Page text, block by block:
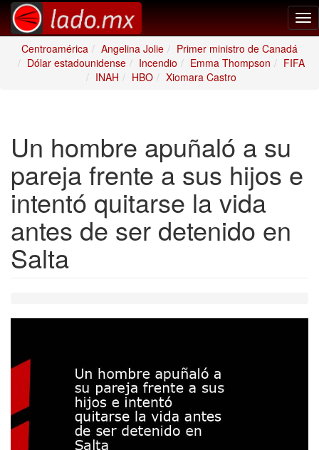
Centroamérica
Angelina Jolie
Primer ministro de Canadá
Dólar estadounidense
Incendio Emma Thompson
FIFA
INAH
HBO Xiomara Castro
Un hombre apuñaló a su
pareja frente a sus hijos e
intentó quitarse la vida
antes de ser detenido en
Salta